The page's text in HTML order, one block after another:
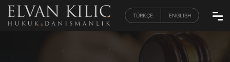
TÜRKÇE ENGLISH